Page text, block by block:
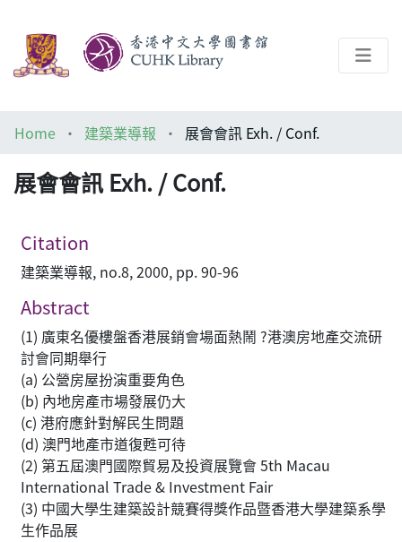
Architecture Library
Home 建築業導報 展會會訊 Exh. / Conf.
展會會訊 Exh. / Conf.
Citation
建築業導報, no.8, 2000, pp. 90-96
Abstract
(1) 廣東名優樓盤香港展銷會場面熱鬧 ?港澳房地產交流研
討會同期舉行
(a) 公營房屋扮演重要角色
(b) 內地房產市場發展仍大
(c) 港府應針對解民生問題
(d) 澳門地產市道復甦可待
(2) 第五屆澳門國際貿易及投資展覽會 5th Macau
International Trade & Investment Fair
(3) 中國大學生建築設計競賽得獎作品暨香港大學建築系學
生作品展